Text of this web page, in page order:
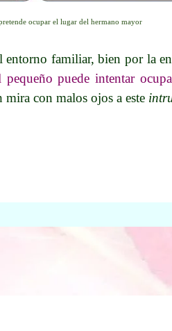
ocupar el lugar del hermano mayor
familiar, bien por la
pequeño puede intentar
con malos ojos a este